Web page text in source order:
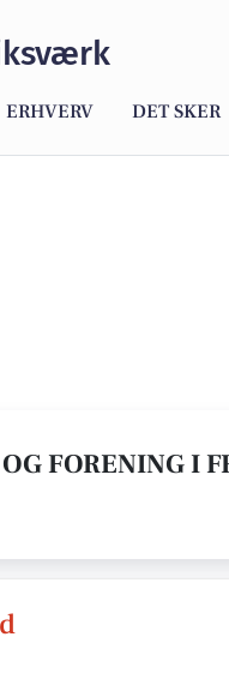
ERHVERV DET SKER
FORENING I